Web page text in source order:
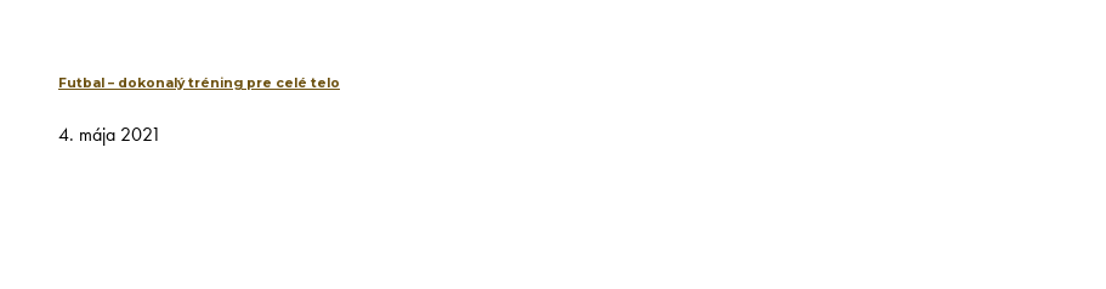
Futbal – dokonalý tréning pre celé telo
4. mája 2021